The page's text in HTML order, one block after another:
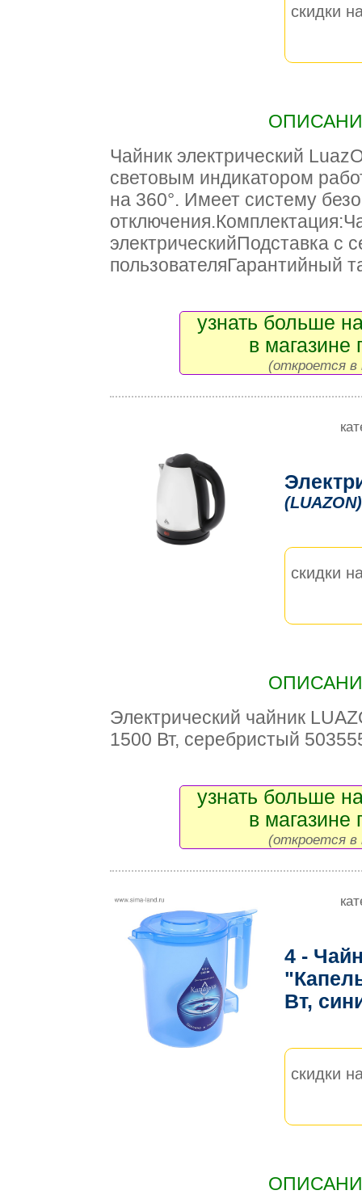
скидки
Чайник электрический
световым индикатором
на 360°. Имеет систему
электрическийПодставка с
пользователяГарантийный
узнать больше
в магазине
(откроется в
(LUAZON)
скидки
Электрический чайник
1500 Вт, серебристый
узнать больше
в магазине
(откроется в
4 -
Вт,
скидки